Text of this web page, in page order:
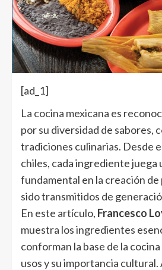
[ad_1]
La cocina mexicana es
por su diversidad de sabores,
tradiciones culinarias. Desde
chiles, cada ingrediente juega
fundamental en la creación de
sido transmitidos de
En este artículo, Francesco
muestra los ingredientes
conforman la base de la cocina
usos y su importancia cultural.